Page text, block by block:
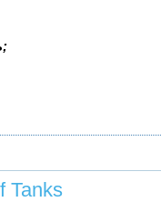
Tanks